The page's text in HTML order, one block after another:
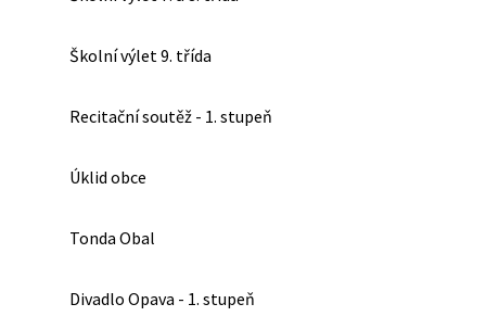
Školní výlet 9. třída
Recitační soutěž - 1. stupeň
Úklid obce
Tonda Obal
Divadlo Opava - 1. stupeň